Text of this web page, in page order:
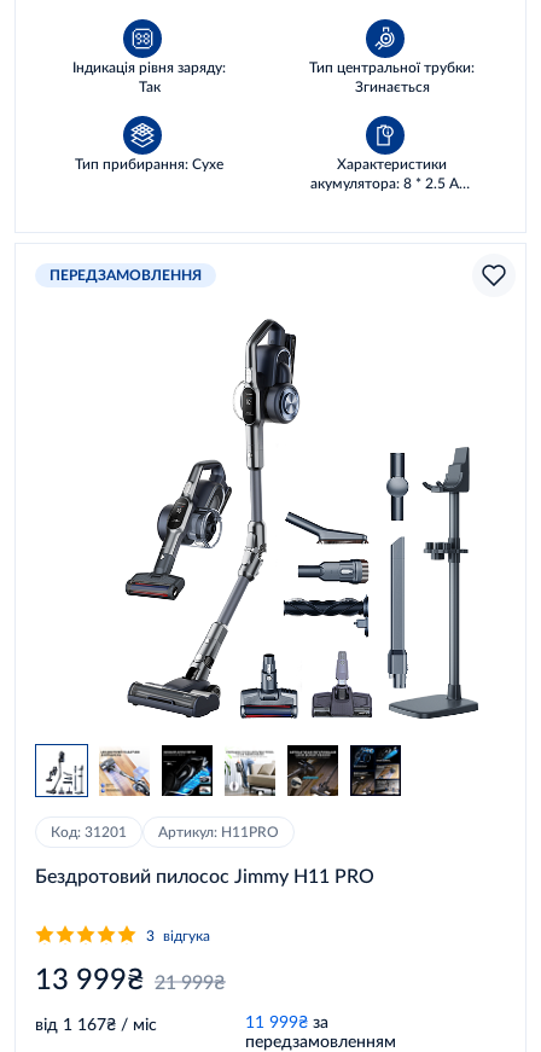
Індикація рівня заряду:
Так
Тип центральної трубки:
Згинається
Тип прибирання: Сухе
Характеристики
акумулятора: 8 * 2.5 AH,
ПЕРЕДЗАМОВЛЕННЯ
Код: 31201 Артикул: H11PRO
Бездротовий пилосос Jimmy H11 PRO
3 відгука
13 999₴ 21 999₴
від 1 167₴ / міс 11 999₴ за
передзамовленням